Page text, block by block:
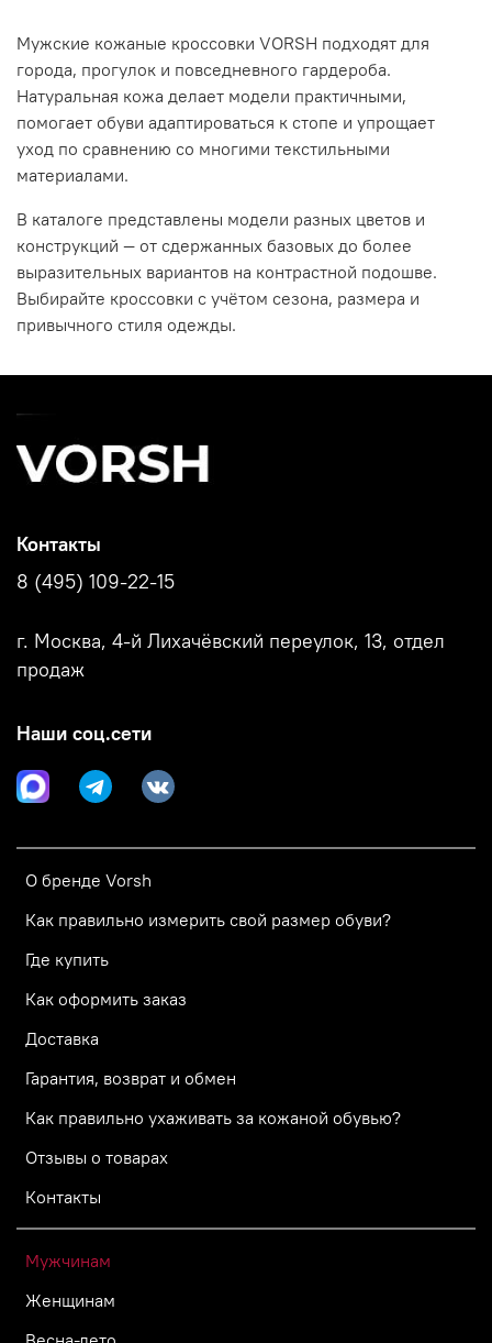
Мужские кожаные кроссовки VORSH подходят для
города, прогулок и повседневного гардероба.
Натуральная кожа делает модели практичными,
помогает обуви адаптироваться к стопе и упрощает
уход по сравнению со многими текстильными
материалами.
В каталоге представлены модели разных цветов и
конструкций — от сдержанных базовых до более
выразительных вариантов на контрастной подошве.
Выбирайте кроссовки с учётом сезона, размера и
привычного стиля одежды.
О бренде Vorsh
Как правильно измерить свой размер обуви?
Где купить
Как оформить заказ
Доставка
Гарантия, возврат и обмен
Как правильно ухаживать за кожаной обувью?
Отзывы о товарах
Контакты
Мужчинам
Женщинам
Контакты
8 (495) 109-22-15
г. Москва, 4-й Лихачёвский переулок, 13, отдел
продаж
Наши соц.сети